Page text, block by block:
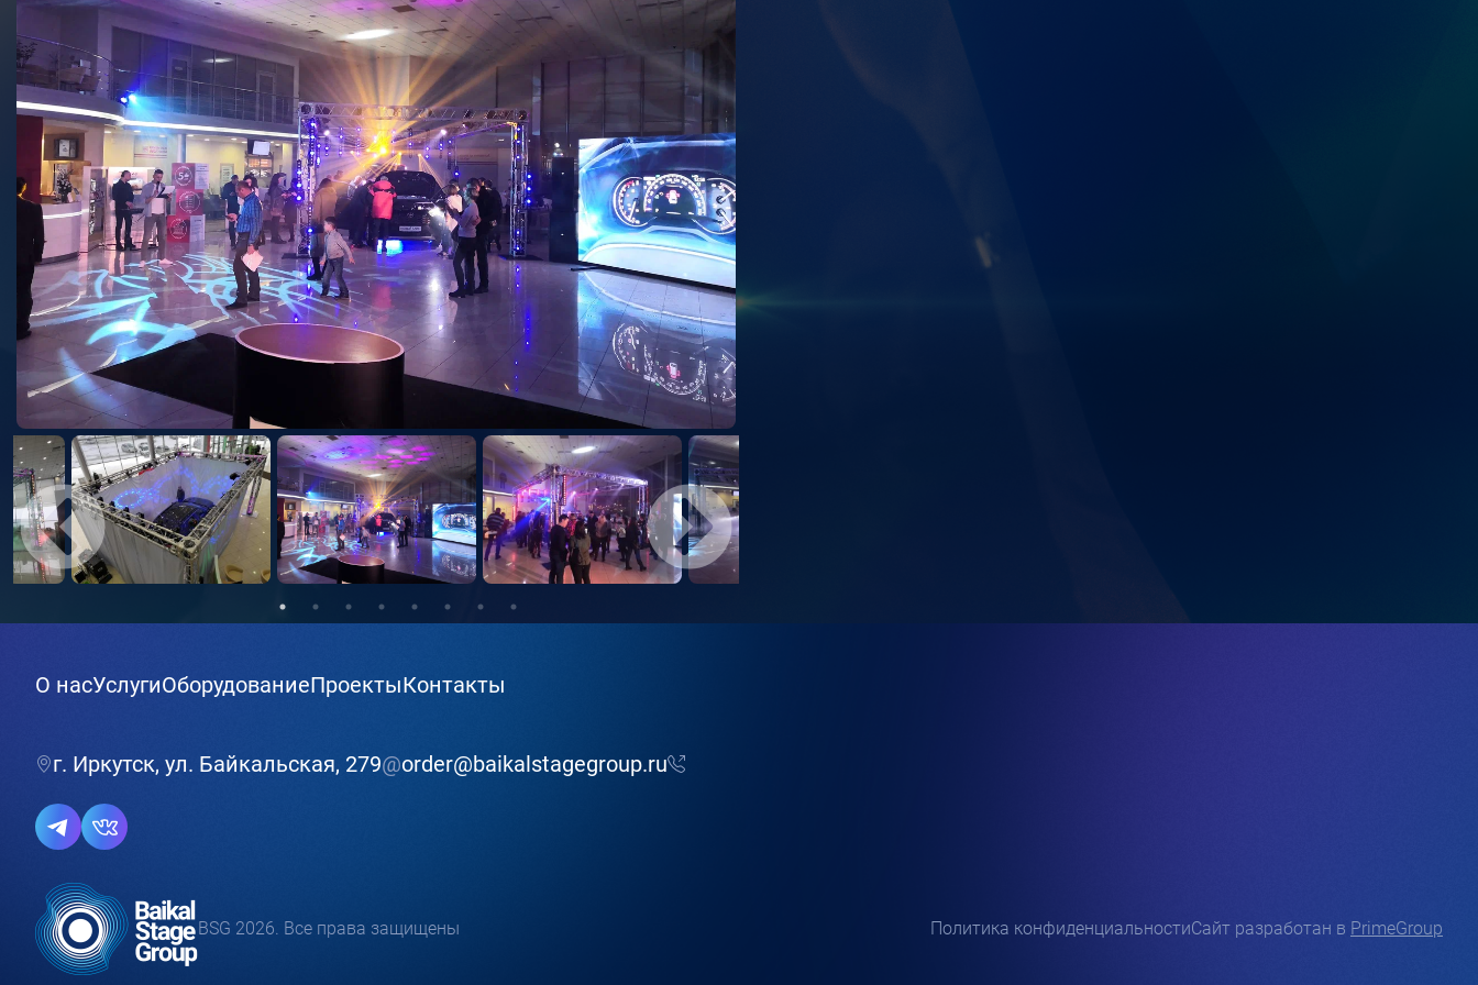
О насУслугиОборудованиеПроектыКонтакты
г. Иркутск, ул. Байкальская, 279@order@baikalstagegroup.ru
BSG 2026. Все права защищены Политика конфиденциальностиСайт разработан в PrimeGroup